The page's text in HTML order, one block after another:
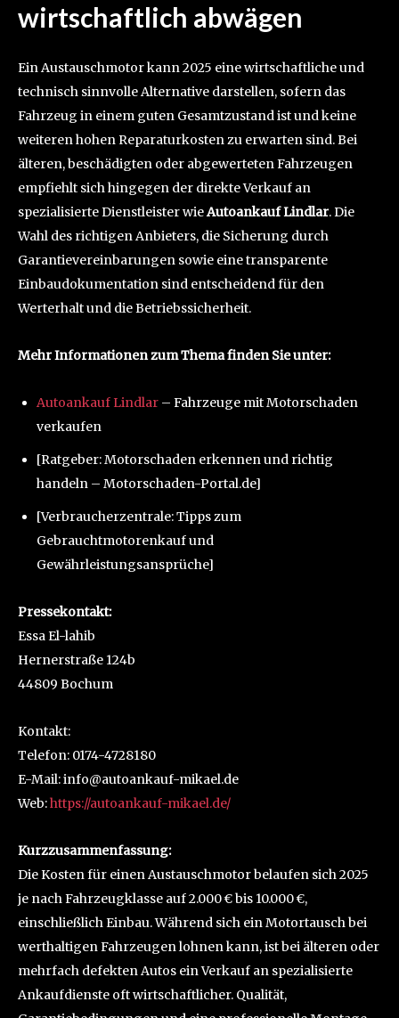
wirtschaftlich abwägen
Ein Austauschmotor kann 2025 eine wirtschaftliche und
technisch sinnvolle Alternative darstellen, sofern das
Fahrzeug in einem guten Gesamtzustand ist und keine
weiteren hohen Reparaturkosten zu erwarten sind. Bei
älteren, beschädigten oder abgewerteten Fahrzeugen
empfiehlt sich hingegen der direkte Verkauf an
spezialisierte Dienstleister wieAutoankauf Lindlar. Die
Wahl des richtigen Anbieters, die Sicherung durch
Garantievereinbarungen sowie eine transparente
Einbaudokumentation sind entscheidend für den
Werterhalt und die Betriebssicherheit.
Mehr Informationen zum Thema finden Sie unter:
Autoankauf Lindlar – Fahrzeuge mit Motorschaden
verkaufen
[Ratgeber: Motorschaden erkennen und richtig
handeln – Motorschaden-Portal.de]
[Verbraucherzentrale: Tipps zum
Gebrauchtmotorenkauf und
Gewährleistungsansprüche]
Pressekontakt:
Essa El-lahib
Hernerstraße 124b
44809 Bochum
Kontakt:
Telefon: 0174-4728180
E-Mail: info@autoankauf-mikael.de
Web:https://autoankauf-mikael.de/
Kurzzusammenfassung:
Die Kosten für einen Austauschmotor belaufen sich 2025
je nach Fahrzeugklasse auf 2.000 € bis 10.000 €,
einschließlich Einbau. Während sich ein Motortausch bei
werthaltigen Fahrzeugen lohnen kann, ist bei älteren oder
mehrfach defekten Autos ein Verkauf an spezialisierte
Ankaufdienste oft wirtschaftlicher. Qualität,